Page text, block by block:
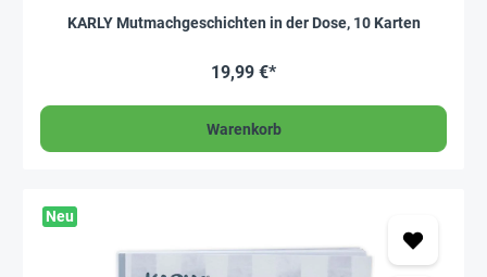
KARLY Mutmachgeschichten in der Dose, 10 Karten
19,99 €*
Warenkorb
Neu